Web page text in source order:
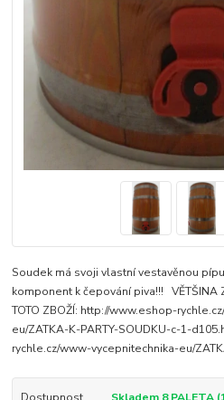
Soudek má svoji vlastní vestavěnou
komponent k čepování piva!!! VĚTŠINA
TOTO ZBOŽÍ: http://www.eshop-
eu/ZATKA-K-PARTY-SOUDKU-c-1-
rychle.cz/www-vycepnitechnika-eu/
Dostupnost Skladem 8 PALETA